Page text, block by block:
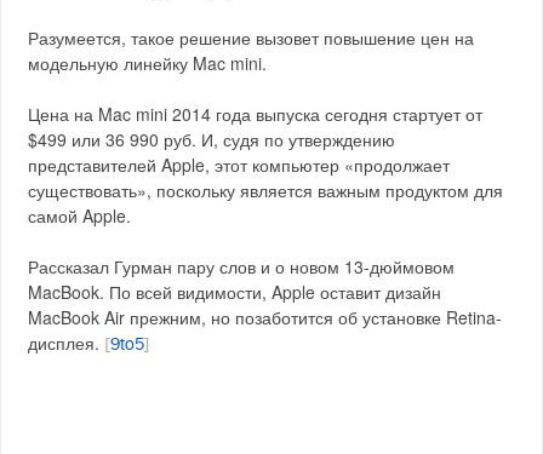
Разумеется, такое решение вызовет повышение цен на
модельную линейку Mac mini.
Цена на Mac mini 2014 года выпуска сегодня стартует от
$499 или 36 990 руб. И, судя по утверждению
представителей Apple, этот компьютер «продолжает
существовать», поскольку является важным продуктом для
самой Apple.
Рассказал Гурман пару слов и о новом 13-дюймовом
MacBook. По всей видимости, Apple оставит дизайн
MacBook Air прежним, но позаботится об установке Retina-
дисплея.
[9to5